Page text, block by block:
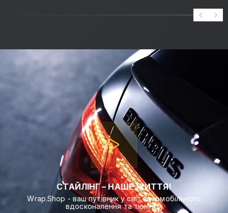
СТАЙЛІНГ – НАШЕ ЖИТТЯ!
Wrap.Shop - ваш путівник у світ автомобільного
вдосконалення та тюнінгу.